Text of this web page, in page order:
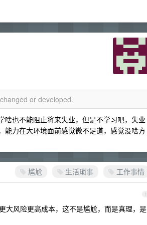
or developed.
也不能阻止将来失业，但是不学习吧，失业
能力在大环境面前感觉微不足道，感觉没啥方
尴尬 生活琐事 工作事情
1
大风险更高成本，这不是尴尬，而是真理，是